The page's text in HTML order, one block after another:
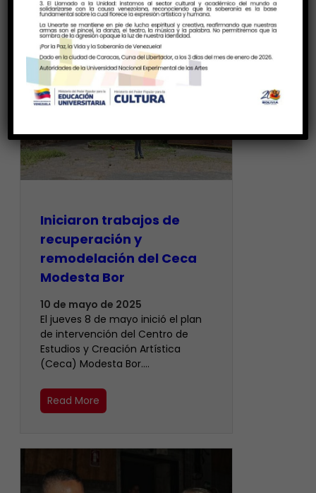
Iniciaron trabajos de
recuperación y
remodelación del Ceca
Modesta Bor
10 de mayo de 2025
El jueves 8 de mayo inició el plan
de intervención del Centro de
Estudios y Creación Artística
(Ceca) Modesta Bor.…
Read More